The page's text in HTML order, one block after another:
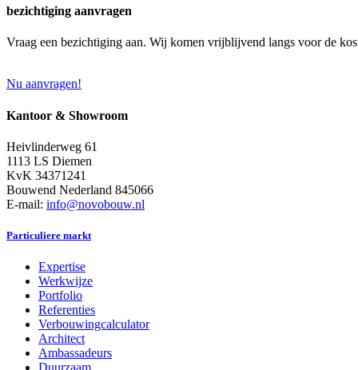
bezichtiging aanvragen
Vraag een bezichtiging aan. Wij komen vrijblijvend langs voor de
Nu aanvragen!
Kantoor & Showroom
Heivlinderweg 61
1113 LS Diemen
KvK 34371241
Bouwend Nederland 845066
E-mail: info@novobouw.nl
Particuliere markt
Expertise
Werkwijze
Portfolio
Referenties
Verbouwingcalculator
Architect
Ambassadeurs